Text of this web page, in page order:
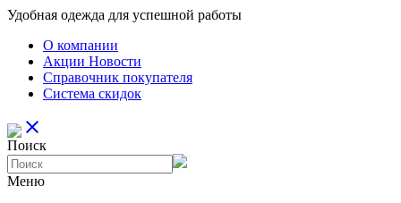
Удобная одежда для успешной работы
О компании
Aкции Новости
Справочник покупателя
Система скидок
close
Поиск
Меню